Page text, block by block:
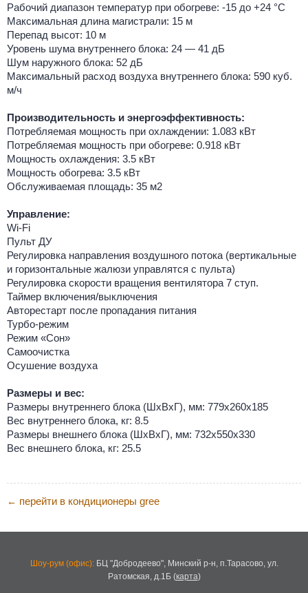
Рабочий диапазон температур при обогреве: -15 до +24 °C
Максимальная длина магистрали: 15 м
Перепад высот: 10 м
Уровень шума внутреннего блока: 24 — 41 дБ
Шум наружного блока: 52 дБ
Максимальный расход воздуха внутреннего блока: 590 куб.
м/ч
Производительность и энергоэффективность:
Потребляемая мощность при охлаждении: 1.083 кВт
Потребляемая мощность при обогреве: 0.918 кВт
Мощность охлаждения: 3.5 кВт
Мощность обогрева: 3.5 кВт
Обслуживаемая площадь: 35 м2
Управление:
Wi-Fi
Пульт ДУ
Регулировка направления воздушного потока (вертикальные
и горизонтальные жалюзи управлятся с пульта)
Регулировка скорости вращения вентилятора 7 ступ.
Таймер включения/выключения
Авторестарт после пропадания питания
Турбо-режим
Режим «Сон»
Самоочистка
Осушение воздуха
Размеры и вес:
Размеры внутреннего блока (ШхВхГ), мм: 779х260х185
Вес внутреннего блока, кг: 8.5
Размеры внешнего блока (ШхВхГ), мм: 732х550х330
Вес внешнего блока, кг: 25.5
← перейти в кондиционеры gree
Шоу-рум (офис):БЦ "Добродеево", Минский р-н, п.Тарасово, ул.
Ратомская, д.1Б(карта)